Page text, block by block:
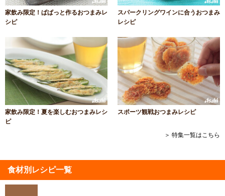
家飲み限定！ぱぱっと作るおつまみレ
シピ
スパークリングワインに合うおつまみ
レシピ
家飲み限定！夏を楽しむおつまみレシ
ピ
スポーツ観戦おつまみレシピ
＞ 特集一覧はこちら
食材別レシピ一覧